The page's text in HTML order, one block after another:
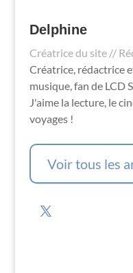
Delphine
Créatrice du site //
Créatrice, rédactrice
musique, fan de LCD
J'aime la lecture, le
voyages !
Voir tous les